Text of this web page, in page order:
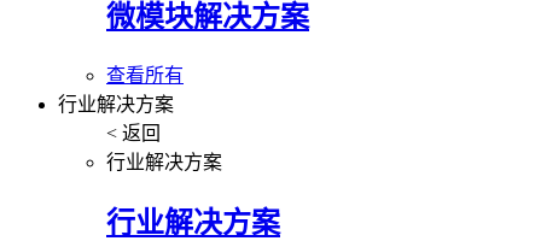
微模块解决方案
查看所有
行业解决方案
< 返回
行业解决方案
行业解决方案